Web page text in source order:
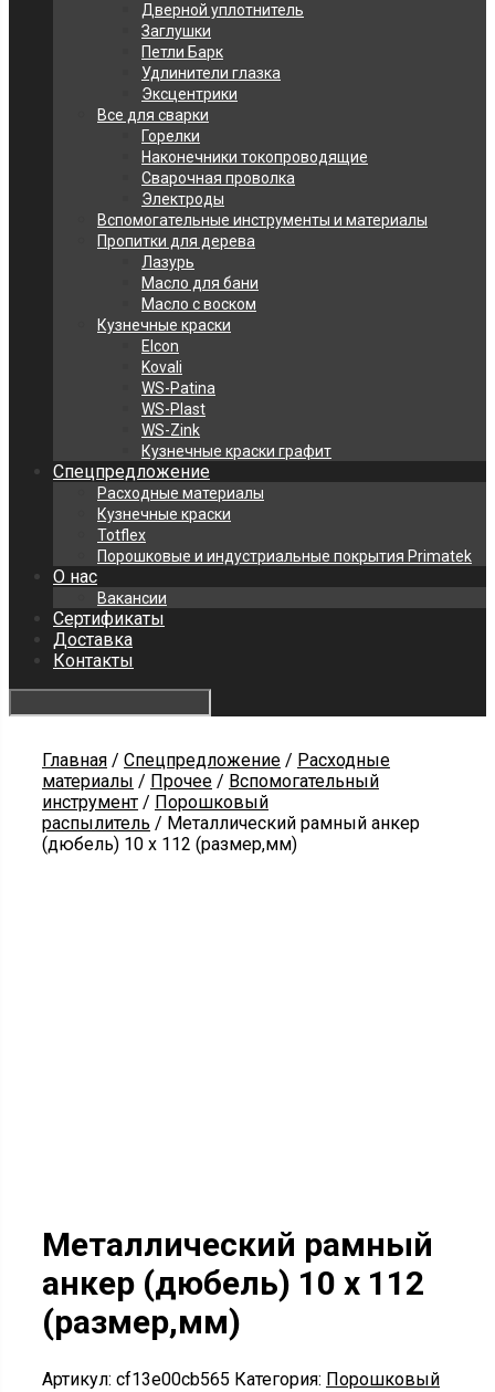
Дверной уплотнитель
Заглушки
Петли Барк
Удлинители глазка
Эксцентрики
Все для сварки
Горелки
Наконечники токопроводящие
Сварочная проволка
Электроды
Вспомогательные инструменты и материалы
Пропитки для дерева
Лазурь
Масло для бани
Масло с воском
Кузнечные краски
Elcon
Kovali
WS-Patina
WS-Plast
WS-Zink
Кузнечные краски графит
Спецпредложение
Расходные материалы
Кузнечные краски
Totflex
Порошковые и индустриальные покрытия Primatek
О нас
Вакансии
Сертификаты
Доставка
Контакты
Главная / Спецпредложение / Расходные
материалы / Прочее / Вспомогательный
инструмент / Порошковый
распылитель / Металлический рамный анкер
(дюбель) 10 х 112 (размер,мм)
Металлический рамный
анкер (дюбель) 10 х 112
(размер,мм)
Артикул: cf13e00cb565 Категория: Порошковый